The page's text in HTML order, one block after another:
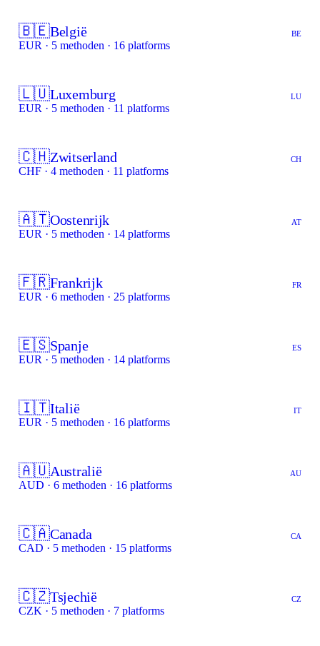
🇧🇪België BE
EUR · 5 methoden · 16 platforms
🇱🇺Luxemburg LU
EUR · 5 methoden · 11 platforms
🇨🇭Zwitserland CH
CHF · 4 methoden · 11 platforms
🇦🇹Oostenrijk AT
EUR · 5 methoden · 14 platforms
🇫🇷Frankrijk FR
EUR · 6 methoden · 25 platforms
🇪🇸Spanje ES
EUR · 5 methoden · 14 platforms
🇮🇹Italië IT
EUR · 5 methoden · 16 platforms
🇦🇺Australië AU
AUD · 6 methoden · 16 platforms
🇨🇦Canada CA
CAD · 5 methoden · 15 platforms
🇨🇿Tsjechië CZ
CZK · 5 methoden · 7 platforms